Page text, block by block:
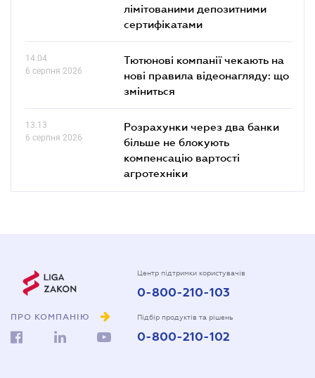
лімітованими депозитними
сертифікатами
14.04
6 серпня 2026
Тютюнові компанії чекають на
нові правила відеонагляду: що
зміниться
13.13
6 серпня 2026
Розрахунки через два банки
більше не блокують
компенсацію вартості
агротехніки
ПРО КОМПАНІЮ
Центр підтримки користувачів
0-800-210-103
Підбір продуктів та рішень
0-800-210-102